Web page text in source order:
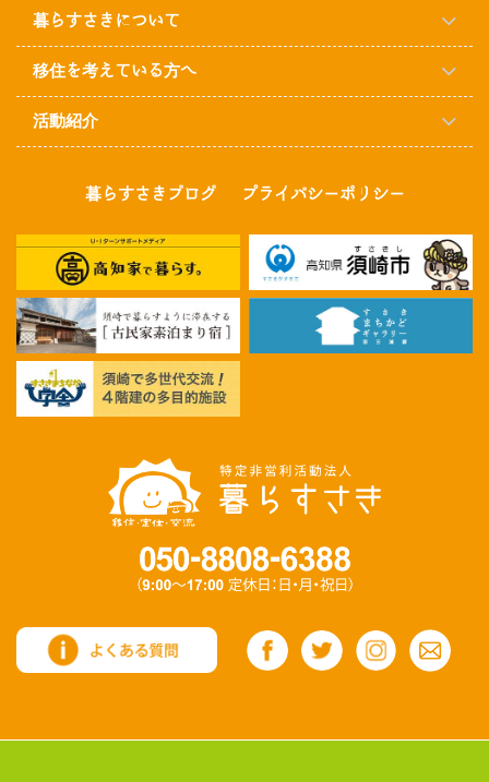
暮らすさきについて
移住を考えている方へ
活動紹介
暮らすさきブログ プライバシーポリシー